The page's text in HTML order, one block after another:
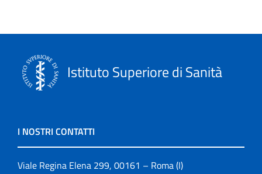
Istituto Superiore di Sanità
I NOSTRI CONTATTI
Viale Regina Elena 299, 00161 – Roma (I)